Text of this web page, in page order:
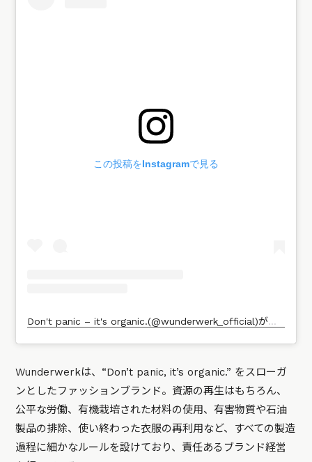
この投稿をInstagramで見る
Don't panic – it's organic.(@wunderwerk_official)がシェアした投稿
Wunderwerkは、“Don’t panic, it’s organic.” をスローガ
ンとしたファッションブランド。資源の再生はもちろん、
公平な労働、有機栽培された材料の使用、有害物質や石油
製品の排除、使い終わった衣服の再利用など、すべての製造
過程に細かなルールを設けており、責任あるブランド経営